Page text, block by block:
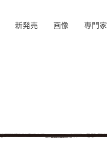
新発売 画像 専門家